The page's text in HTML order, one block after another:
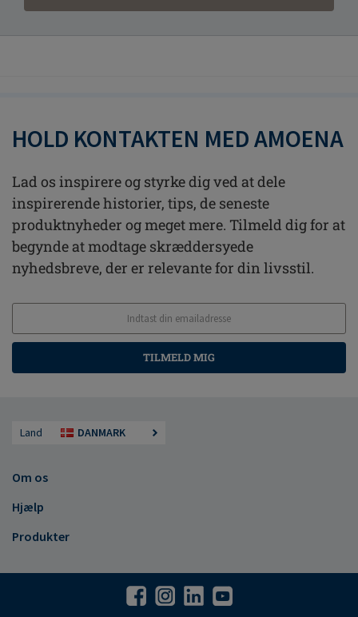
HOLD KONTAKTEN MED AMOENA
Lad os inspirere og styrke dig ved at dele
inspirerende historier, tips, de seneste
produktnyheder og meget mere. Tilmeld dig for at
begynde at modtage skræddersyede
nyhedsbreve, der er relevante for din livsstil.
TILMELD MIG
Land DANMARK
Om os
Hjælp
Produkter